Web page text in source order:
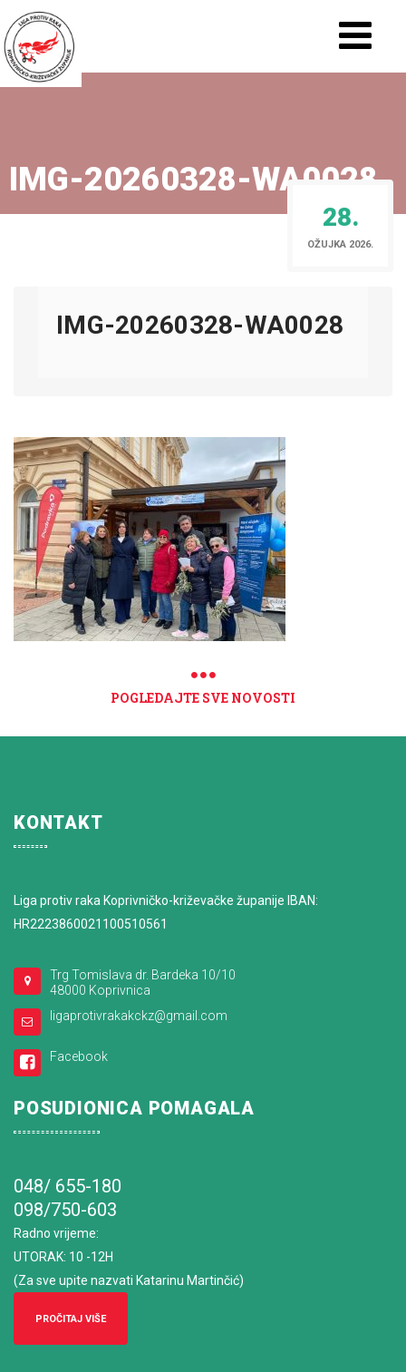
IMG-20260328-WA0028
28.
OŽUJKA 2026.
IMG-20260328-WA0028
POGLEDAJTE SVE NOVOSTI
KONTAKT
Liga protiv raka Koprivničko-križevačke županije IBAN:
HR2223860021100510561
Trg Tomislava dr. Bardeka 10/10
48000 Koprivnica
ligaprotivrakakckz@gmail.com
Facebook
POSUDIONICA POMAGALA
048/ 655-180
098/750-603
Radno vrijeme:
UTORAK: 10 -12H
(Za sve upite nazvati Katarinu Martinčić)
PROČITAJ VIŠE